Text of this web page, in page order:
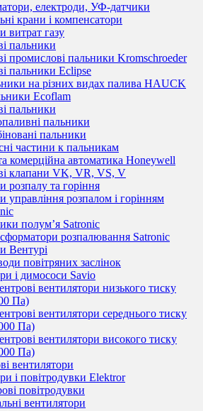
електроди, УФ-датчики
крани і компенсатори
витрат газу
пальники
промислові пальники Kromschroeder
пальники Eclipse
на різних видах палива HAUCK
Ecoflam
пальники
пальники
пальники
частини к пальникам
комерційна автоматика Honeywell
клапани VK, VR, VS, V
розпалу та горіння
управління розпалом і горінням
полум’я Satronic
розпалювання Satronic
Вентурі
повітряних заслінок
і димососи Savio
вентилятори низького тиску
Па)
вентилятори середнього тиску
Па)
вентилятори високого тиску
Па)
вентилятори
і повітродувки Elektror
повітродувки
вентилятори